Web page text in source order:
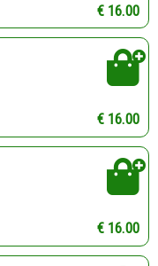
€ 16.00
€ 16.00
€ 16.00